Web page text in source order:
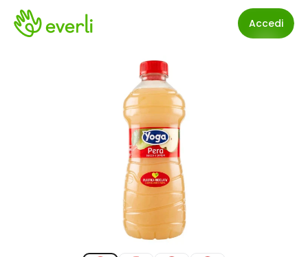
Accedi